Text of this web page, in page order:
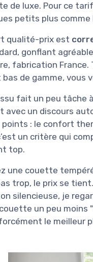
de luxe. Pour ce
petits plus
qualité-prix est
gonflant
fabrication France.
de gamme, vous
fait un peu tâche
avec un discours
: le confort
un critère qui
top.
une couette
trop, le prix se
silencieuse, je
un peu moins
le meilleur